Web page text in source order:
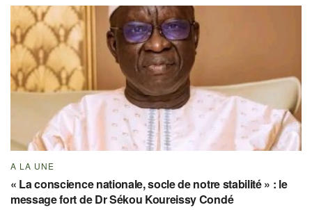
A LA UNE
« La conscience nationale, socle de notre stabilité » : le
message fort de Dr Sékou Koureissy Condé